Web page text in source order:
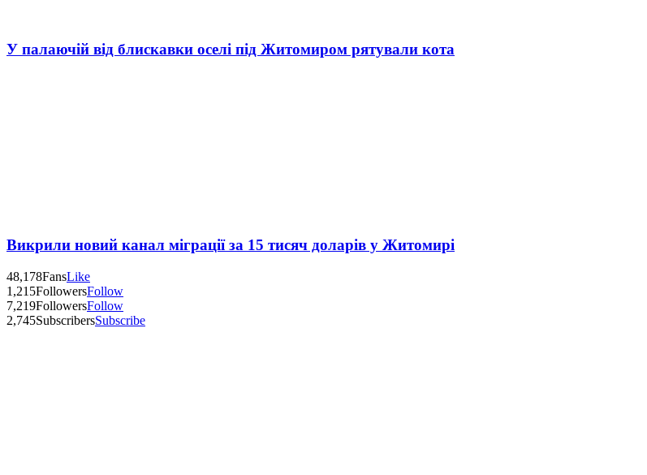
У палаючій від блискавки оселі під Житомиром рятували кота
Викрили новий канал міграції за 15 тисяч доларів у Житомирі
48,178FansLike
1,215FollowersFollow
7,219FollowersFollow
2,745SubscribersSubscribe